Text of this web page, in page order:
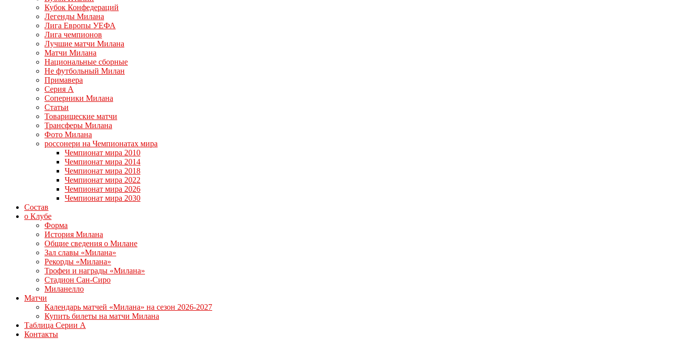
Кубок Конфедераций
Легенды Милана
Лига Европы УЕФА
Лига чемпионов
Лучшие матчи Милана
Матчи Милана
Национальные сборные
Не футбольный Милан
Примавера
Серия А
Соперники Милана
Статьи
Товарищеские матчи
Трансферы Милана
Фото Милана
россонери на Чемпионатах мира
Чемпионат мира 2010
Чемпионат мира 2014
Чемпионат мира 2018
Чемпионат мира 2022
Чемпионат мира 2026
Чемпионат мира 2030
Состав
о Клубе
Форма
История Милана
Общие сведения о Милане
Зал славы «Милана»
Рекорды «Милана»
Трофеи и награды «Милана»
Стадион Сан-Сиро
Миланелло
Матчи
Календарь матчей «Милана» на сезон 2026-2027
Купить билеты на матчи Милана
Таблица Серии А
Контакты